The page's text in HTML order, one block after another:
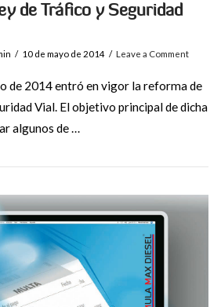
de Tráfico y Seguridad
10 de mayo de 2014 Leave a Comment
de 2014 entró en vigor la reforma de
Vial. El objetivo principal de dicha
algunos de …